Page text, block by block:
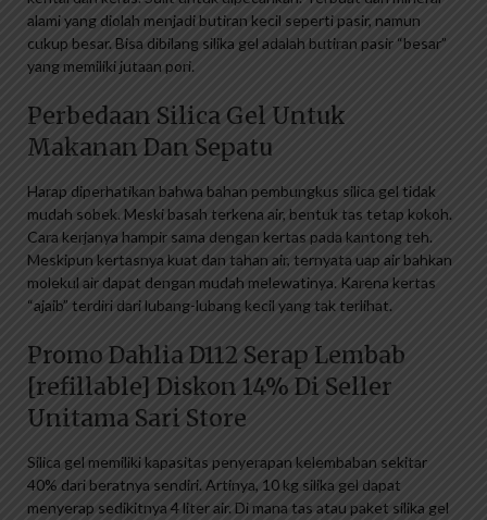
alami yang diolah menjadi butiran kecil seperti pasir, namun
cukup besar. Bisa dibilang silika gel adalah butiran pasir “besar”
yang memiliki jutaan pori.
Perbedaan Silica Gel Untuk
Makanan Dan Sepatu
Harap diperhatikan bahwa bahan pembungkus silica gel tidak
mudah sobek. Meski basah terkena air, bentuk tas tetap kokoh.
Cara kerjanya hampir sama dengan kertas pada kantong teh.
Meskipun kertasnya kuat dan tahan air, ternyata uap air bahkan
molekul air dapat dengan mudah melewatinya. Karena kertas
“ajaib” terdiri dari lubang-lubang kecil yang tak terlihat.
Promo Dahlia D112 Serap Lembab
[refillable] Diskon 14% Di Seller
Unitama Sari Store
Silica gel memiliki kapasitas penyerapan kelembaban sekitar
40% dari beratnya sendiri. Artinya, 10 kg silika gel dapat
menyerap sedikitnya 4 liter air. Di mana tas atau paket silika gel